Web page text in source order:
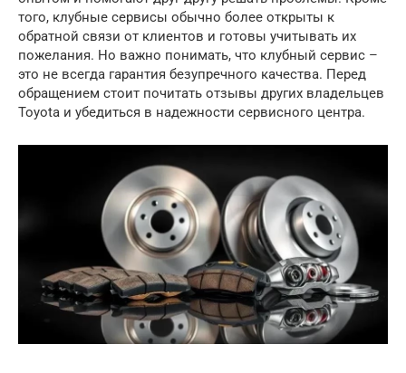
того, клубные сервисы обычно более открыты к
обратной связи от клиентов и готовы учитывать их
пожелания. Но важно понимать, что клубный сервис –
это не всегда гарантия безупречного качества. Перед
обращением стоит почитать отзывы других владельцев
Toyota и убедиться в надежности сервисного центра.